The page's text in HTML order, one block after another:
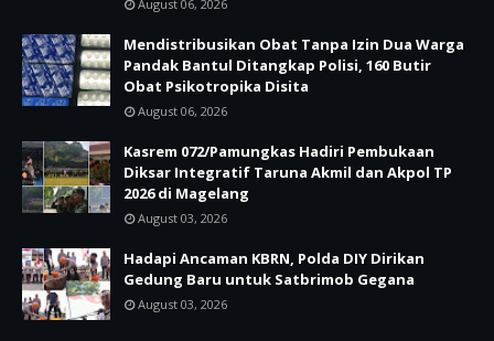
August 06, 2026
Mendistribusikan Obat Tanpa Izin Dua Warga
Pandak Bantul Ditangkap Polisi, 160 Butir
Obat Psikotropika Disita
August 06, 2026
Kasrem 072/Pamungkas Hadiri Pembukaan
Diksar Integratif Taruna Akmil dan Akpol TP
2026 di Magelang
August 03, 2026
Hadapi Ancaman KBRN, Polda DIY Dirikan
Gedung Baru untuk Satbrimob Gegana
August 03, 2026